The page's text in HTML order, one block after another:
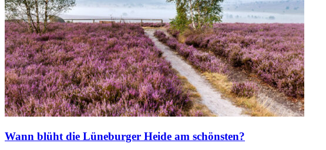
Wann blüht die Lüneburger Heide am schönsten?